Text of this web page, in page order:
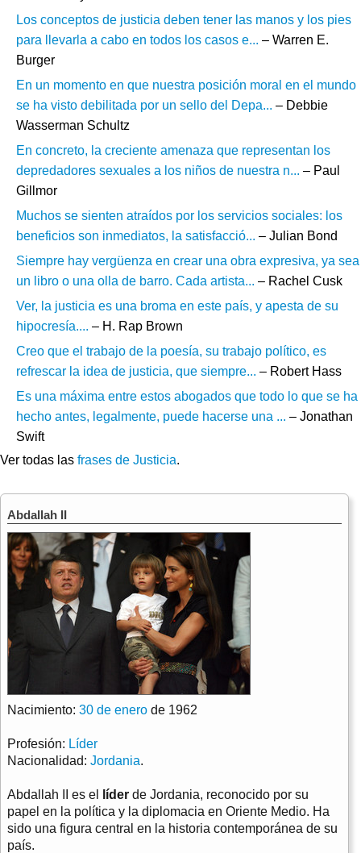
Los conceptos de justicia deben tener las manos y los pies
para llevarla a cabo en todos los casos e... – Warren E.
Burger
En un momento en que nuestra posición moral en el mundo
se ha visto debilitada por un sello del Depa... – Debbie
Wasserman Schultz
En concreto, la creciente amenaza que representan los
depredadores sexuales a los niños de nuestra n... – Paul
Gillmor
Muchos se sienten atraídos por los servicios sociales: los
beneficios son inmediatos, la satisfacció... – Julian Bond
Siempre hay vergüenza en crear una obra expresiva, ya sea
un libro o una olla de barro. Cada artista... – Rachel Cusk
Ver, la justicia es una broma en este país, y apesta de su
hipocresía.... – H. Rap Brown
Creo que el trabajo de la poesía, su trabajo político, es
refrescar la idea de justicia, que siempre... – Robert Hass
Es una máxima entre estos abogados que todo lo que se ha
hecho antes, legalmente, puede hacerse una ... – Jonathan
Swift
Ver todas las frases de Justicia.
Abdallah II
Nacimiento: 30 de enero de 1962
Profesión: Líder
Nacionalidad: Jordania.
Abdallah II es el líder de Jordania, reconocido por su
papel en la política y la diplomacia en Oriente Medio. Ha
sido una figura central en la historia contemporánea de su
país.